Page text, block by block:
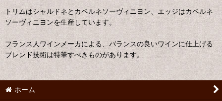
トリムはシャルドネとカベルネソーヴィニヨン、エッジはカベルネ
ソーヴィニヨンを生産しています。
フランス人ワインメーカによる、バランスの良いワインに仕上げる
ブレンド技術は特筆すべきものがあります。
ホーム